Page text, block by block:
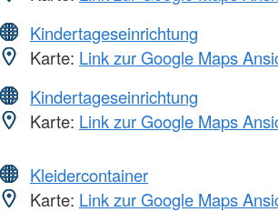
Kindertageseinrichtung
Karte: Link zur Google Maps
Kindertageseinrichtung
Karte: Link zur Google Maps
Kleidercontainer
Karte: Link zur Google Maps